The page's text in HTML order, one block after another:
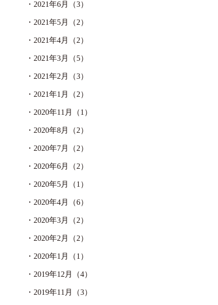
・ 2021年6月（3）
・ 2021年5月（2）
・ 2021年4月（2）
・ 2021年3月（5）
・ 2021年2月（3）
・ 2021年1月（2）
・ 2020年11月（1）
・ 2020年8月（2）
・ 2020年7月（2）
・ 2020年6月（2）
・ 2020年5月（1）
・ 2020年4月（6）
・ 2020年3月（2）
・ 2020年2月（2）
・ 2020年1月（1）
・ 2019年12月（4）
・ 2019年11月（3）